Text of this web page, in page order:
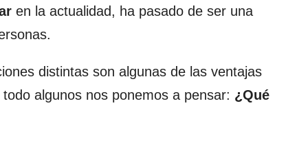
en la actualidad, ha pasado de ser una
distintas son algunas de las ventajas
algunos nos ponemos a pensar: ¿Qué